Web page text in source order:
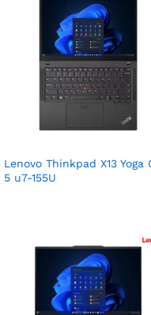
Lenovo Thinkpad X13 Yoga
5 u7-155U